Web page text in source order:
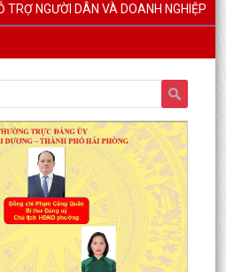
TRỢ NGƯỜI DÂN VÀ DOANH NGHIỆP